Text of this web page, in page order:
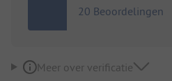
20 Beoordelingen
Meer over verificatie